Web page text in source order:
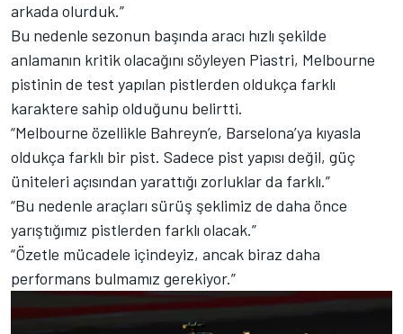
arkada olurduk.”
Bu nedenle sezonun başında aracı hızlı şekilde
anlamanın kritik olacağını söyleyen Piastri, Melbourne
pistinin de test yapılan pistlerden oldukça farklı
karaktere sahip olduğunu belirtti.
“Melbourne özellikle Bahreyn’e, Barselona’ya kıyasla
oldukça farklı bir pist. Sadece pist yapısı değil, güç
üniteleri açısından yarattığı zorluklar da farklı.”
“Bu nedenle araçları sürüş şeklimiz de daha önce
yarıştığımız pistlerden farklı olacak.”
“Özetle mücadele içindeyiz, ancak biraz daha
performans bulmamız gerekiyor.”